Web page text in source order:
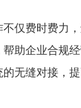
仅费时费力，
助企业合规
无缝对接，